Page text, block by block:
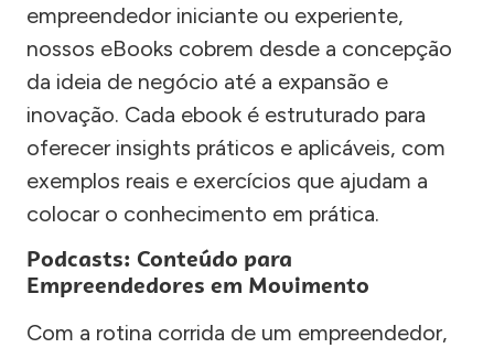
empreendedor iniciante ou experiente,
nossos eBooks cobrem desde a concepção
da ideia de negócio até a expansão e
inovação. Cada ebook é estruturado para
oferecer insights práticos e aplicáveis, com
exemplos reais e exercícios que ajudam a
colocar o conhecimento em prática.
Podcasts: Conteúdo para
Empreendedores em Movimento
Com a rotina corrida de um empreendedor,